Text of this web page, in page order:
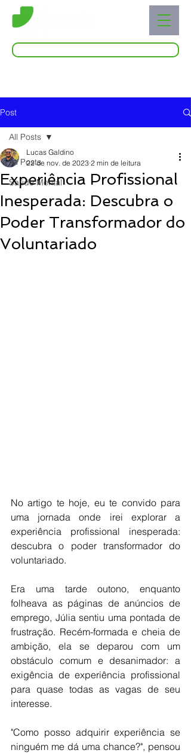
Post
All Posts
Saúde Mental
All Posts
Experiência Profissional
Inesperada: Descubra o
Poder Transformador do
Voluntariado
Lucas Galdino
22 de nov. de 2023 2 min de leitura
No artigo te hoje, eu te convido para
uma jornada onde irei explorar a
experiência profissional inesperada:
descubra o poder transformador do
voluntariado.
Era uma tarde outono, enquanto
folheava as páginas de anúncios de
emprego, Júlia sentiu uma pontada de
frustração. Recém-formada e cheia de
ambição, ela se deparou com um
obstáculo comum e desanimador: a
exigência de experiência profissional
para quase todas as vagas de seu
interesse.
"Como posso adquirir experiência se
ninguém me dá uma chance?", pensou